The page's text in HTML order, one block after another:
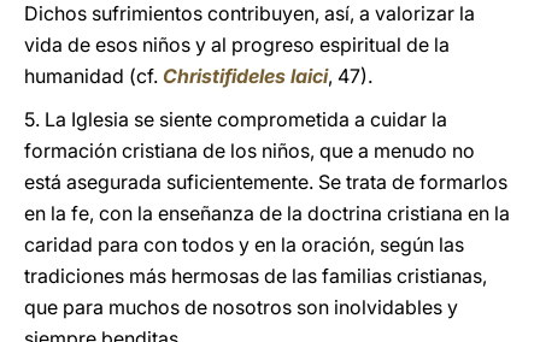
Dichos sufrimientos contribuyen, así, a valorizar la
vida de esos niños y al progreso espiritual de la
humanidad (cf. Christifideles laici, 47).
5. La Iglesia se siente comprometida a cuidar la
formación cristiana de los niños, que a menudo no
está asegurada suficientemente. Se trata de formarlos
en la fe, con la enseñanza de la doctrina cristiana en la
caridad para con todos y en la oración, según las
tradiciones más hermosas de las familias cristianas,
que para muchos de nosotros son inolvidables y